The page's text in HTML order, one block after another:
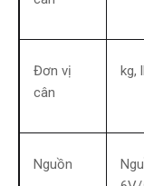
Đơn vị
cân
kg,
Nguồn